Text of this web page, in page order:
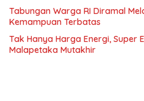
Tabungan Warga RI Diramal
Kemampuan Terbatas
Tak Hanya Harga Energi, Super
Malapetaka Mutakhir